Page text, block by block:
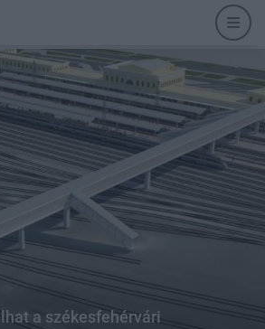
a székesfehérvári